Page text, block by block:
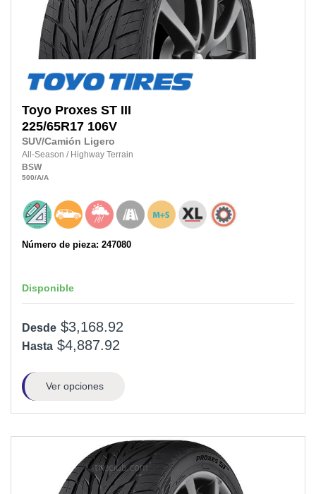
Toyo Proxes ST III
225/65R17 106V
SUV/Camión Ligero
All-Season / Highway Terrain
BSW
500/A/A
Número de pieza: 247080
Disponible
Desde $3,168.92
Hasta $4,887.92
Ver opciones